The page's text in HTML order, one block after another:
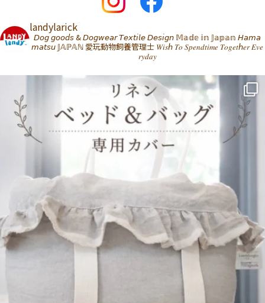
landylarick
𝘋𝘰𝘨 𝘨𝘰𝘰𝘥𝘴 & 𝘋𝘰𝘨𝘸𝘦𝘢𝘳 𝘛𝘦𝘹𝘵𝘪𝘭𝘦 𝘋𝘦𝘴𝘪𝘨𝘯 𝕄𝕒𝕕𝕖 𝕚𝕟 𝕁𝕒𝕡𝕒𝕟 𝘏𝘢𝘮𝘢
𝘮𝘢𝘵𝘴𝘶 𝕁𝔸ℙ𝔸ℕ 愛玩動物飼養管理士 𝑊𝑖𝑠ℎ 𝑇𝑜 𝑆𝑝𝑒𝑛𝑑𝑡𝑖𝑚𝑒 𝑇𝑜𝑔𝑒𝑡ℎ𝑒𝑟 𝐸𝑣𝑒
𝑟𝑦𝑑𝑎𝑦